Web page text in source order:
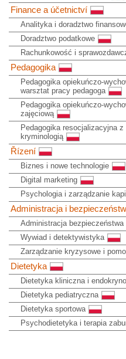
Finance a účetnictví
Analityka i doradztwo
Doradztwo podatkowe
Rachunkowość i
Pedagogika
Pedagogika opiekuńczo-
warsztat pracy pedagoga
Pedagogika opiekuńczo-
zajęciową
Pedagogika resocjalizacyjna z
kryminologią
Řízení
Biznes i nowe technologie
Digital marketing
Psychologia i zarządzanie
Administracja i
Administracja bezpieczeństwa
Wywiad i detektywistyka
Zarządzanie kryzysowe i
Dietetyka
Dietetyka kliniczna i
Dietetyka pediatryczna
Dietetyka sportowa
Psychodietetyka i terapia